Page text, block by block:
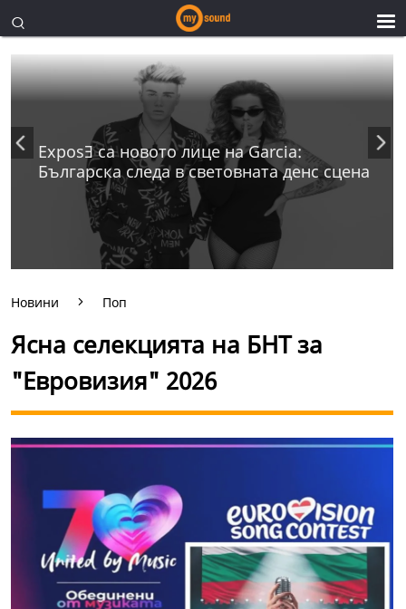
ExposƎ са новото лице на Garcia:
Българска следа в световната денс сцена
Новини Поп
Ясна селекцията на БНТ за
"Евровизия" 2026